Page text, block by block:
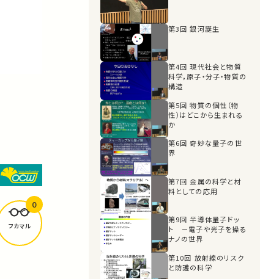
フカマル
0
第3回 銀河誕生
第4回 現代社会と物質
科学，原子・分子・物質の
構造
第5回 物質の個性（物
性）はどこから生まれる
か
第6回 奇妙な量子の世
界
第7回 金属の科学と材
料としての応用
第9回 半導体量子ドッ
ト －電子や光子を操る
ナノの世界
第10回 放射線のリスク
と防護の科学